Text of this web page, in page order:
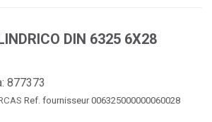
DIN 6325 6X28
877373
Ref. fournisseur 006325000000060028